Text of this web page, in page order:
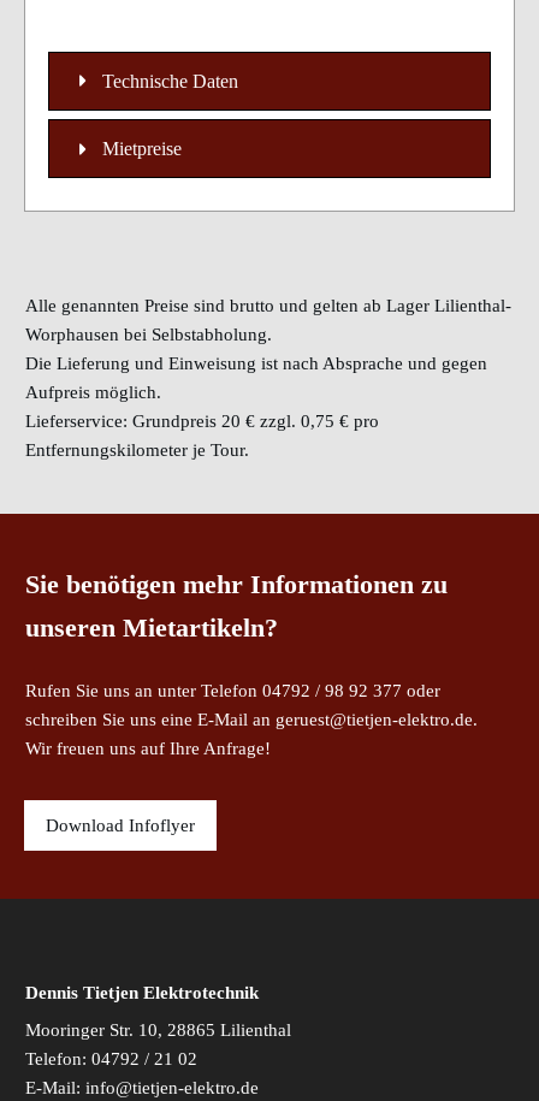
Technische Daten
Mietpreise
Alle genannten Preise sind brutto und gelten ab Lager Lilienthal-
Worphausen bei Selbstabholung.
Die Lieferung und Einweisung ist nach Absprache und gegen
Aufpreis möglich.
Lieferservice: Grundpreis 20 € zzgl. 0,75 € pro
Entfernungskilometer je Tour.
Sie benötigen mehr Informationen zu
unseren Mietartikeln?
Rufen Sie uns an unter Telefon 04792 / 98 92 377 oder
schreiben Sie uns eine E-Mail an geruest@tietjen-elektro.de.
Wir freuen uns auf Ihre Anfrage!
Download Infoflyer
Dennis Tietjen Elektrotechnik
Mooringer Str. 10, 28865 Lilienthal
Telefon: 04792 / 21 02
E-Mail: info@tietjen-elektro.de